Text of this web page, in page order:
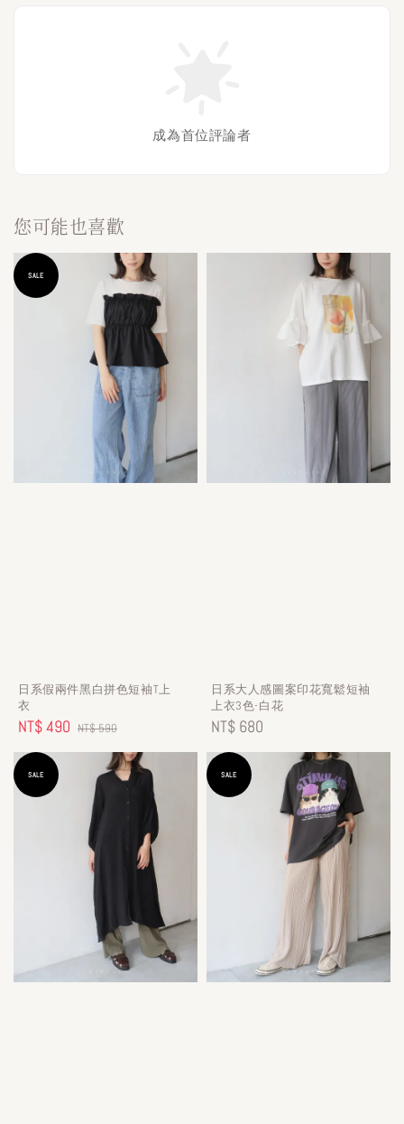
成為首位評論者
您可能也喜歡
SALE
日系假兩件黑白拼色短袖T上
衣
Sale
price
NT$ 490 Regular
price
NT$ 590
日系大人感圖案印花寬鬆短袖
上衣3色-白花
Regular
price
NT$ 680
SALE SALE